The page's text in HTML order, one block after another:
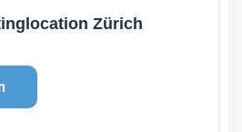
Zürich